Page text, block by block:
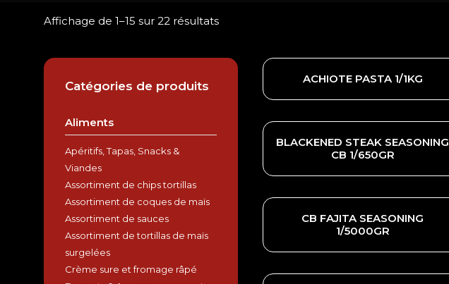
Affichage de 1–15 sur 22 résultats
ACHIOTE PASTA 1/1KG
BLACKENED STEAK SEASONING
CB 1/650GR
CB FAJITA SEASONING
1/5000GR
Catégories de produits
Aliments
Apéritifs, Tapas, Snacks &
Viandes
Assortiment de chips tortillas
Assortiment de coques de maïs
Assortiment de sauces
Assortiment de tortillas de maïs
surgelées
Crème sure et fromage râpé